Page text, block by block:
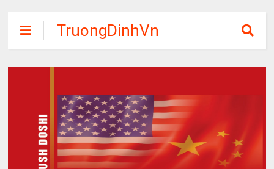
TruongDinhVn
Chia sẽ ebook,
các khóa học,
tập miễn phí